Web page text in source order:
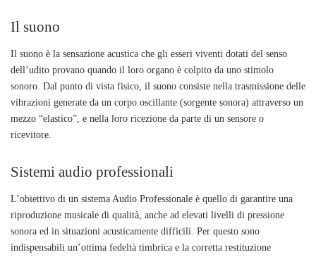
Il suono
Il suono è la sensazione acustica che gli esseri viventi dotati del senso
dell’udito provano quando il loro organo è colpito da uno stimolo
sonoro. Dal punto di vista fisico, il suono consiste nella trasmissione delle
vibrazioni generate da un corpo oscillante (sorgente sonora) attraverso un
mezzo “elastico”, e nella loro ricezione da parte di un sensore o
ricevitore.
Sistemi audio professionali
L’obiettivo di un sistema Audio Professionale è quello di garantire una
riproduzione musicale di qualità, anche ad elevati livelli di pressione
sonora ed in situazioni acusticamente difficili. Per questo sono
indispensabili un’ottima fedeltà timbrica e la corretta restituzione